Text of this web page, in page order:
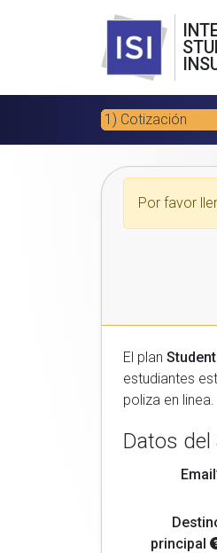
1) Cotización
Por favor
El plan
estudiantes estadounidenses en al extranjero.
poliza en linea.
Datos del
principal